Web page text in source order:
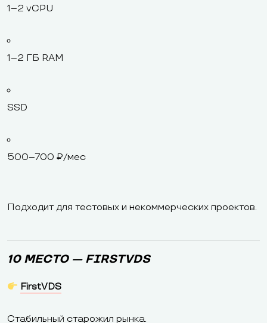
1–2 vCPU
1–2 ГБ RAM
SSD
500–700 ₽/мес
Подходит для тестовых и некоммерческих проектов.
10 МЕСТО — FIRSTVDS
FirstVDS
Стабильный старожил рынка.